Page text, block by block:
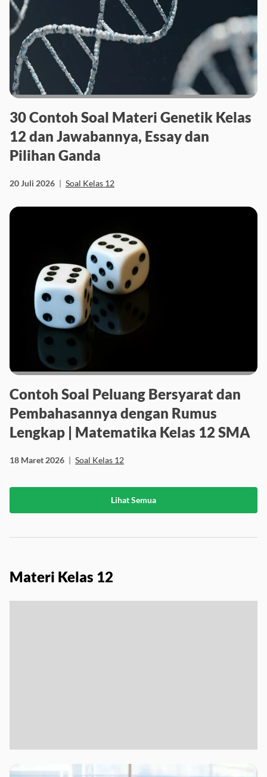
30 Contoh Soal Materi Genetik Kelas
12 dan Jawabannya, Essay dan
Pilihan Ganda
20 Juli 2026 | Soal Kelas 12
Contoh Soal Peluang Bersyarat dan
Pembahasannya dengan Rumus
Lengkap | Matematika Kelas 12 SMA
18 Maret 2026 | Soal Kelas 12
Lihat Semua
Materi Kelas 12